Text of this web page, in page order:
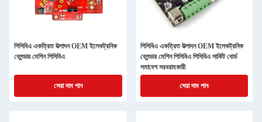
পিসিবিএ একত্রিত উত্পাদন OEM ইলেকট্রনিক
ব্লেন্ডার মেশিন পিসিবিএ
সেরা দাম পান
পিসিবিএ একত্রিত উত্পাদন OEM ইলেকট্রনিক
ব্লেন্ডার মেশিন পিসিবিএ পিসিবিএ সার্কিট বোর্ড
সমাবেশ সরবরাহকারী
সেরা দাম পান